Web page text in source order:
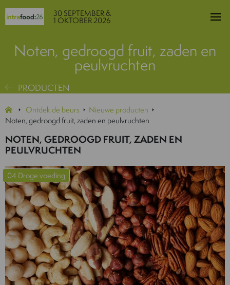
30 SEPTEMBER &
1 OKTOBER 2026
Noten, gedroogd fruit, zaden en
peulvruchten
PRODUCTEN
Ontdek de beurs
Nieuwe producten
Noten, gedroogd fruit, zaden en peulvruchten
NOTEN, GEDROOGD FRUIT, ZADEN EN
PEULVRUCHTEN
04 Droge voeding